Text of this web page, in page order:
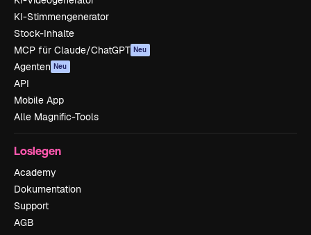
KI-Stimmengenerator
Stock-Inhalte
MCP für Claude/ChatGPT Neu
Agenten Neu
API
Mobile App
Alle Magnific-Tools
Loslegen
Academy
Dokumentation
Support
AGB